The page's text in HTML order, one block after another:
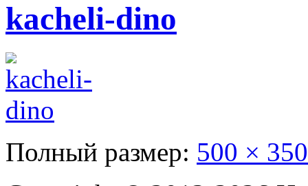
kacheli-dino
Полный размер: 500 × 350